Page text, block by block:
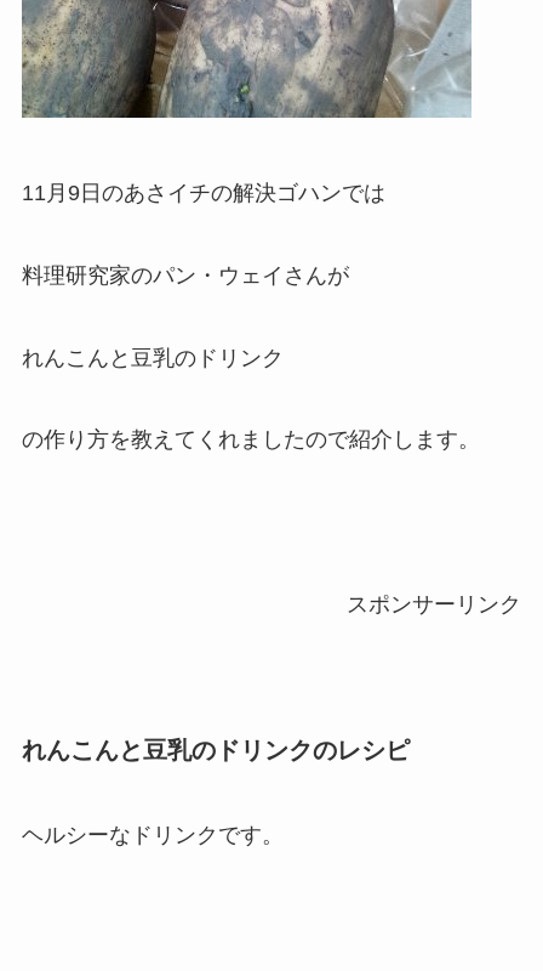
11月9日のあさイチの解決ゴハンでは
料理研究家のパン・ウェイさんが
れんこんと豆乳のドリンク
の作り方を教えてくれましたので紹介します。
スポンサーリンク
れんこんと豆乳のドリンクのレシピ
ヘルシーなドリンクです。